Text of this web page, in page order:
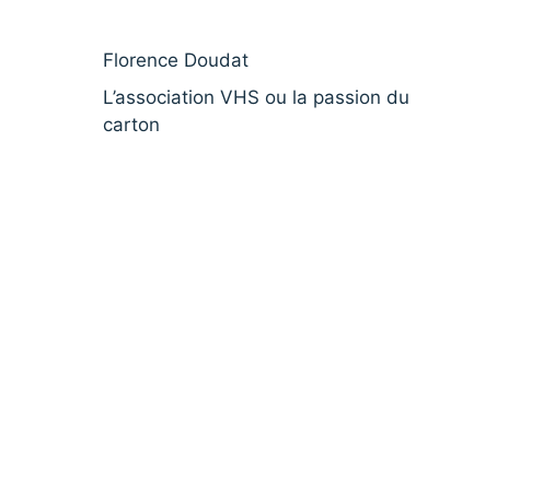
Florence Doudat
L’association VHS ou la passion du
carton